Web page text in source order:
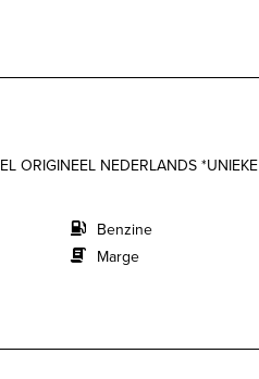
ORIGINEEL NEDERLANDS *UNIEKE
Benzine
Marge